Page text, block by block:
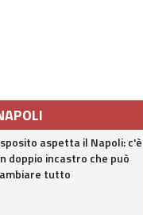
aspetta il Napoli: c'è
doppio incastro che può
tutto